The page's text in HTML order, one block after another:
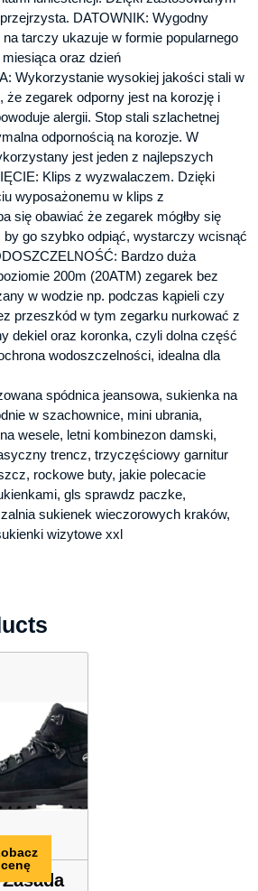
DATOWNIK: Wygodny
tarczy ukazuje w formie popularnego
oraz dzień
Wykorzystanie wysokiej jakości stali w
że zegarek odporny jest na korozję i
alergii. Stop stali szlachetnej
odpornością na korozje. W
jest jeden z najlepszych
Klips z wyzwalaczem. Dzięki
wyposażonemu w klips z
się obawiać że zegarek mógłby się
by go szybko odpiąć, wystarczy wcisnąć
Bardzo duża
200m (20ATM) zegarek bez
w wodzie np. podczas kąpieli czy
przeszkód w tym zegarku nurkować z
dekiel oraz koronka, czyli dolna część
wodoszczelności, idealna dla
spódnica jeansowa, sukienka na
w szachownice, mini ubrania,
wesele, letni kombinezon damski,
trencz, trzyczęściowy garnitur
rockowe buty, jakie polecacie
gls sprawdz paczke,
sukienek wieczorowych kraków,
wizytowe xxl
Zasada
cenę